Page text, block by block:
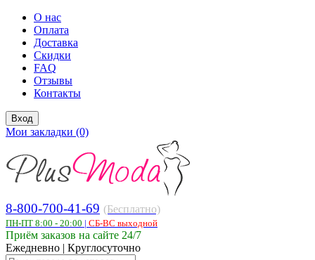
О нас
Оплата
Доставка
Скидки
FAQ
Отзывы
Контакты
Вход
Мои закладки (0)
8-800-700-41-69 (Бесплатно)
ПН-ПТ 8:00 - 20:00 | СБ-ВС выходной
Приём заказов на сайте 24/7
Ежедневно | Круглосуточно